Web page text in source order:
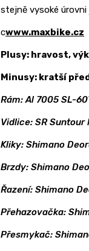
stejně vysoké
cwww.maxbike.cz
Plusy: hravost,
Minusy: kratší
Rám: Al 7005 SL-
Vidlice: SR Suntour
Kliky: Shimano
Brzdy: Shimano
Řazení: Shimano
Přehazovačka:
Přesmykač: